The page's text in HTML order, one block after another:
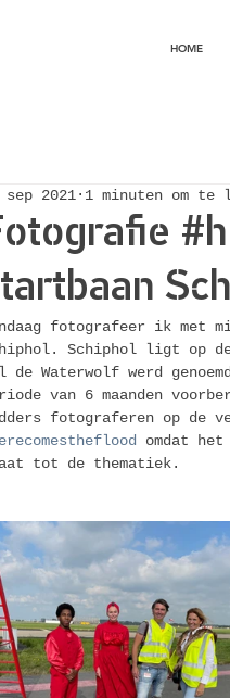
HOME
sep 2021 1 minuten om te
fotografeer ik met
Schiphol ligt op de
de Waterwolf werd
van 6 maanden
fotograferen op de
omdat
tot de thematiek.